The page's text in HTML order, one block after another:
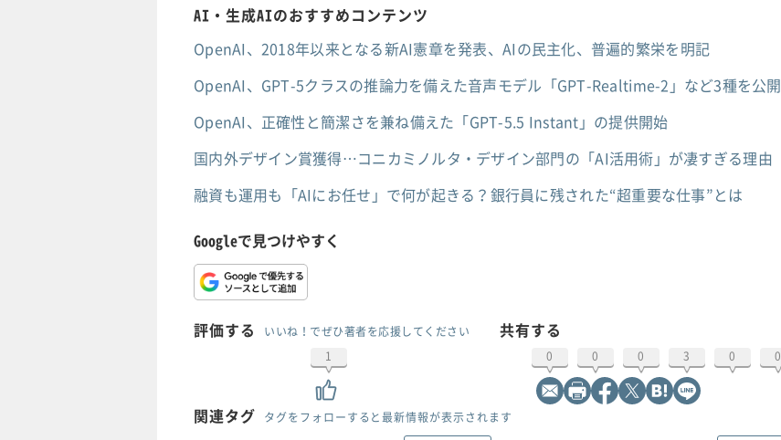
AI・生成AIのおすすめコンテンツ
OpenAI、2018年以来となる新AI憲章を発表、AIの民主化、普遍的繁栄を明記
OpenAI、GPT-5クラスの推論力を備えた音声モデル「GPT-Realtime-2」など3種を公開
OpenAI、正確性と簡潔さを兼ね備えた「GPT-5.5 Instant」の提供開始
国内外デザイン賞獲得…コニカミノルタ・デザイン部門の「AI活用術」が凄すぎる理由
融資も運用も「AIにお任せ」で何が起きる？銀行員に残された“超重要な仕事”とは
Googleで見つけやすく
評価する
いいね！でぜひ著者を応援してください
1
共有する
0 0 0 3 0 0
関連タグ タグをフォローすると最新情報が表示されます